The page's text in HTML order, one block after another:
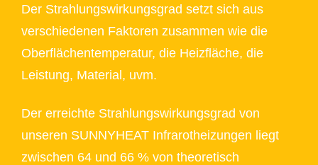
Der Strahlungswirkungsgrad setzt sich aus
verschiedenen Faktoren zusammen wie die
Oberflächentemperatur, die Heizfläche, die
Leistung, Material, uvm.
Der erreichte Strahlungswirkungsgrad von
unseren SUNNYHEAT Infrarotheizungen liegt
zwischen 64 und 66 % von theoretisch